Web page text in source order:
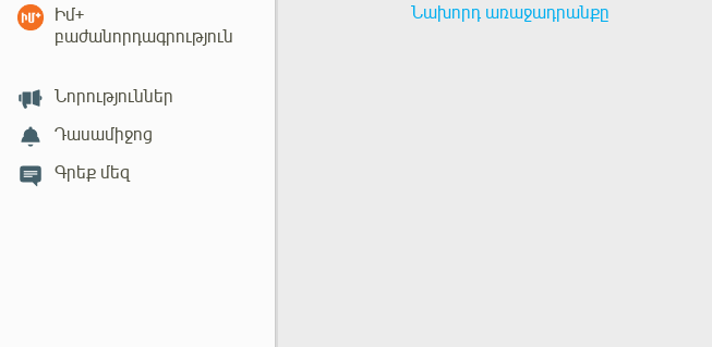
Իմ+
բաժանորդագրություն
Նորություններ
Դասամիջոց
Գրեք մեզ
Նախորդ առաջադրանքը